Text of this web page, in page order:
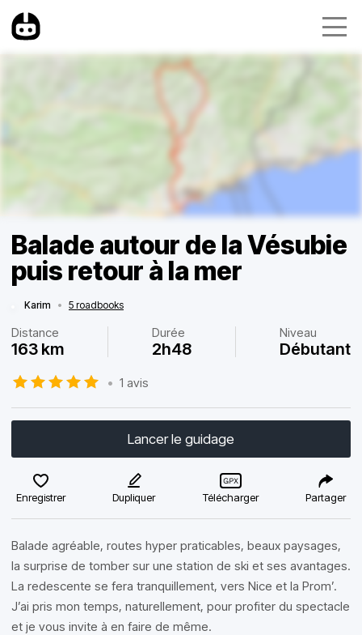
Balade autour de la Vésubie
puis retour à la mer
Karim • 5 roadbooks
Distance
163 km
Durée
2h48
Niveau
Débutant
• 1 avis
Lancer le guidage
Enregistrer Dupliquer Télécharger Partager
Balade agréable, routes hyper praticables, beaux paysages,
la surprise de tomber sur une station de ski et ses avantages.
La redescente se fera tranquillement, vers Nice et la Prom’.
J’ai pris mon temps, naturellement, pour profiter du spectacle
et je vous invite à en faire de même.